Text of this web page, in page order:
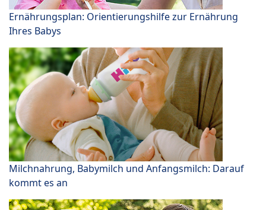
Ernährungsplan: Orientierungshilfe zur Ernährung
Ihres Babys
Milchnahrung, Babymilch und Anfangsmilch: Darauf
kommt es an